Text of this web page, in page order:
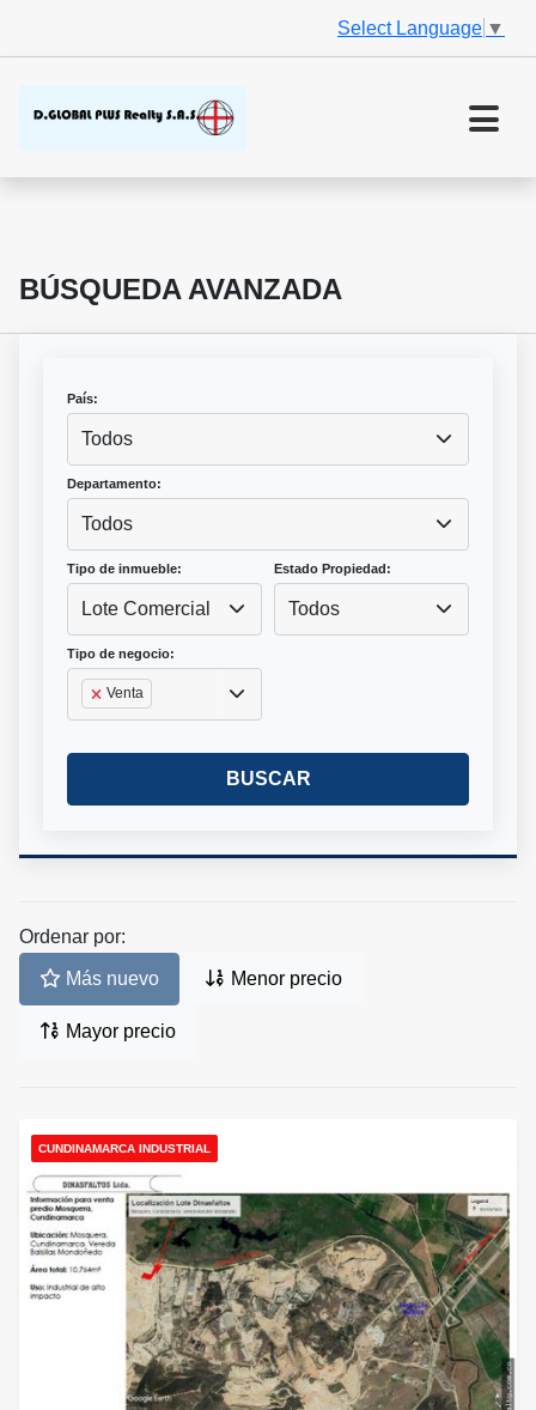
Select Language ▼
BÚSQUEDA AVANZADA
País:
Todos
Departamento:
Todos
Tipo de inmueble:
Lote Comercial
Estado Propiedad:
Todos
Tipo de negocio:
Venta
BUSCAR
Ordenar por:
Más nuevo Menor precio
Mayor precio
CUNDINAMARCA INDUSTRIAL